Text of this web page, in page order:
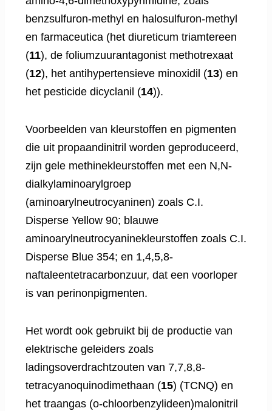
benzsulfuron-methyl en halosulfuron-methyl
en farmaceutica (het diureticum triamtereen
(11), de foliumzuurantagonist methotrexaat
(12), het antihypertensieve minoxidil (13) en
het pesticide dicyclanil (14)).
Voorbeelden van kleurstoffen en pigmenten
die uit propaandinitril worden geproduceerd,
zijn gele methinekleurstoffen met een N,N-
dialkylaminoarylgroep
(aminoarylneutrocyaninen) zoals C.I.
Disperse Yellow 90; blauwe
aminoarylneutrocyaninekleurstoffen zoals C.I.
Disperse Blue 354; en 1,4,5,8-
naftaleentetracarbonzuur, dat een voorloper
is van perinonpigmenten.
Het wordt ook gebruikt bij de productie van
elektrische geleiders zoals
ladingsoverdrachtzouten van 7,7,8,8-
tetracyanoquinodimethaan (15) (TCNQ) en
het traangas (o-chloorbenzylideen)malonitril